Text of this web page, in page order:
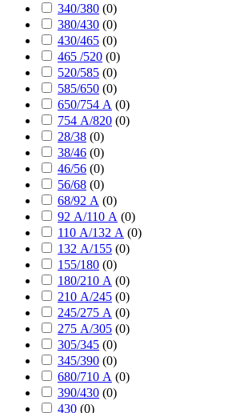
340/380 (0)
380/430 (0)
430/465 (0)
465 /520 (0)
520/585 (0)
585/650 (0)
650/754 А (0)
754 А/820 (0)
28/38 (0)
38/46 (0)
46/56 (0)
56/68 (0)
68/92 А (0)
92 А/110 А (0)
110 А/132 А (0)
132 А/155 (0)
155/180 (0)
180/210 А (0)
210 А/245 (0)
245/275 А (0)
275 А/305 (0)
305/345 (0)
345/390 (0)
680/710 А (0)
390/430 (0)
430 (0)